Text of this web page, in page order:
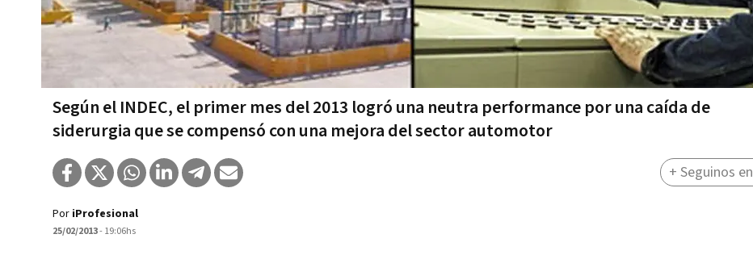
Según el INDEC, el primer mes del 2013 logró una neutra performance por una caída de
siderurgia que se compensó con una mejora del sector automotor
Por iProfesional
25/02/2013- 19:06hs
+ Seguinos en